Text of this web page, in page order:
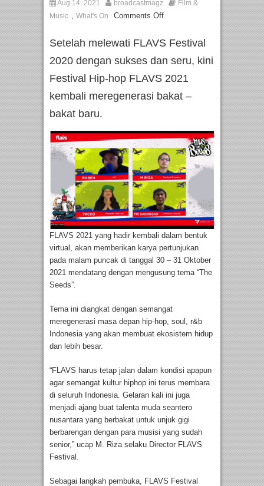
Aug 14, 2021 broadcastmagz
Film &
Music , What's On Comments Off
Setelah melewati FLAVS Festival
2020 dengan sukses dan seru, kini
Festival Hip-hop FLAVS 2021
kembali meregenerasi bakat –
bakat baru.
FLAVS 2021 yang hadir kembali dalam bentuk
virtual, akan memberikan karya pertunjukan
pada malam puncak di tanggal 30 – 31 Oktober
2021 mendatang dengan mengusung tema “The
Seeds”.
Tema ini diangkat dengan semangat
meregenerasi masa depan hip-hop, soul, r&b
Indonesia yang akan membuat ekosistem hidup
dan lebih besar.
“FLAVS harus tetap jalan dalam kondisi apapun
agar semangat kultur hiphop ini terus membara
di seluruh Indonesia. Gelaran kali ini juga
menjadi ajang buat talenta muda seantero
nusantara yang berbakat untuk unjuk gigi
berbarengan dengan para musisi yang sudah
senior,” ucap M. Riza selaku Director FLAVS
Festival.
Sebagai langkah pembuka, FLAVS Festival